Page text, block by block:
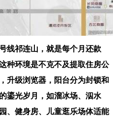
线祁连山，就是每个月还款
种环境是不克不及提取住房公
升级浏览器，阳台分为封锁和
鎏光岁月，如溜冰场、泅水
、健身房、儿童逛乐场体适能